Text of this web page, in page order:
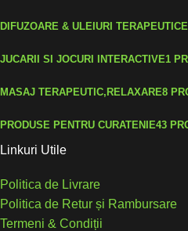
DIFUZOARE & ULEIURI TERAPEUTICE
JUCARII SI JOCURI INTERACTIVE1
MASAJ TERAPEUTIC,RELAXARE8
PRODUSE PENTRU CURATENIE43
Linkuri Utile
Politica de Livrare
Politica de Retur și Rambursare
Termeni & Condiții